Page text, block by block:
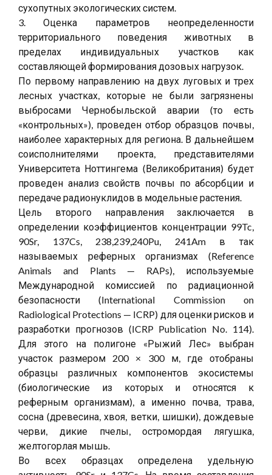
сухопутных экологических систем.
3. Оценка параметров неопределенности
территориального поведения животных в
пределах индивидуальных участков как
составляющей формирования дозовых нагрузок.
По первому направлению на двух луговых и трех
лесных участках, которые не были загрязнены
выбросами Чернобыльской аварии (то есть
«контрольных»), проведен отбор образцов почвы,
наиболее характерных для региона. В дальнейшем
соисполнителями проекта, представителями
Университета Ноттингема (Великобритания) будет
проведен анализ свойств почвы по абсорбции и
передаче радионуклидов в модельные растения.
Цель второго направления заключается в
определении коэффициентов концентрации 99Tc,
90Sr, 137Cs, 238,239,240Pu, 241Am в так
называемых реферных организмах (Reference
Animals and Plants — RAPs), используемые
Международной комиссией по радиационной
безопасности (International Commission on
Radiological Protections — ICRP) для оценки рисков и
разработки прогнозов (ICRP Publication No. 114).
Для этого на полигоне «Рыжий Лес» выбран
участок размером 200 × 300 м, где отобраны
образцы различных компонентов экосистемы
(биологические из которых и относятся к
реферным организмам), а именно почва, трава,
сосна (древесина, хвоя, ветки, шишки), дождевые
черви, дикие пчелы, остромордая лягушка,
желтогорлая мышь.
Во всех образцах определена удельную